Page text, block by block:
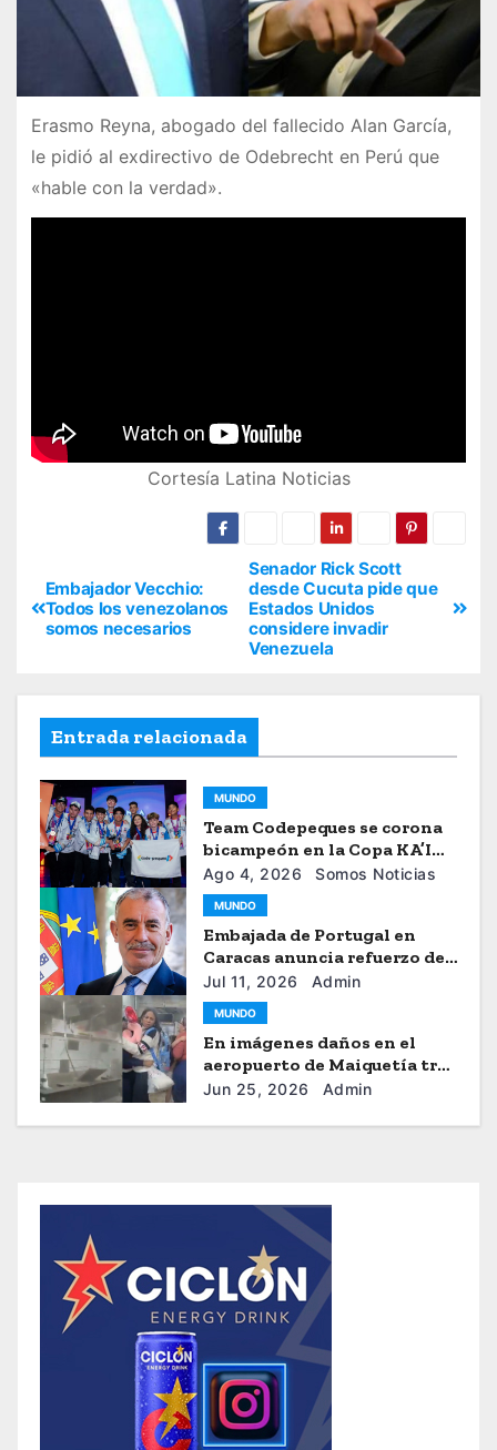
Erasmo Reyna, abogado del fallecido Alan García,
le pidió al exdirectivo de Odebrecht en Perú que
«hable con la verdad».
Cortesía Latina Noticias
Senador Rick Scott
desde Cucuta pide que
Estados Unidos
considere invadir
Venezuela
Embajador Vecchio:
Todos los venezolanos
somos necesarios
Entrada relacionada
MUNDO
Team Codepeques se corona
bicampeón en la Copa KA’I
2026
Ago 4, 2026 Somos Noticias
MUNDO
Embajada de Portugal en
Caracas anuncia refuerzo de
ayuda humanitaria
Jul 11, 2026 Admin
MUNDO
En imágenes daños en el
aeropuerto de Maiquetía tras
los sismos
Jun 25, 2026 Admin